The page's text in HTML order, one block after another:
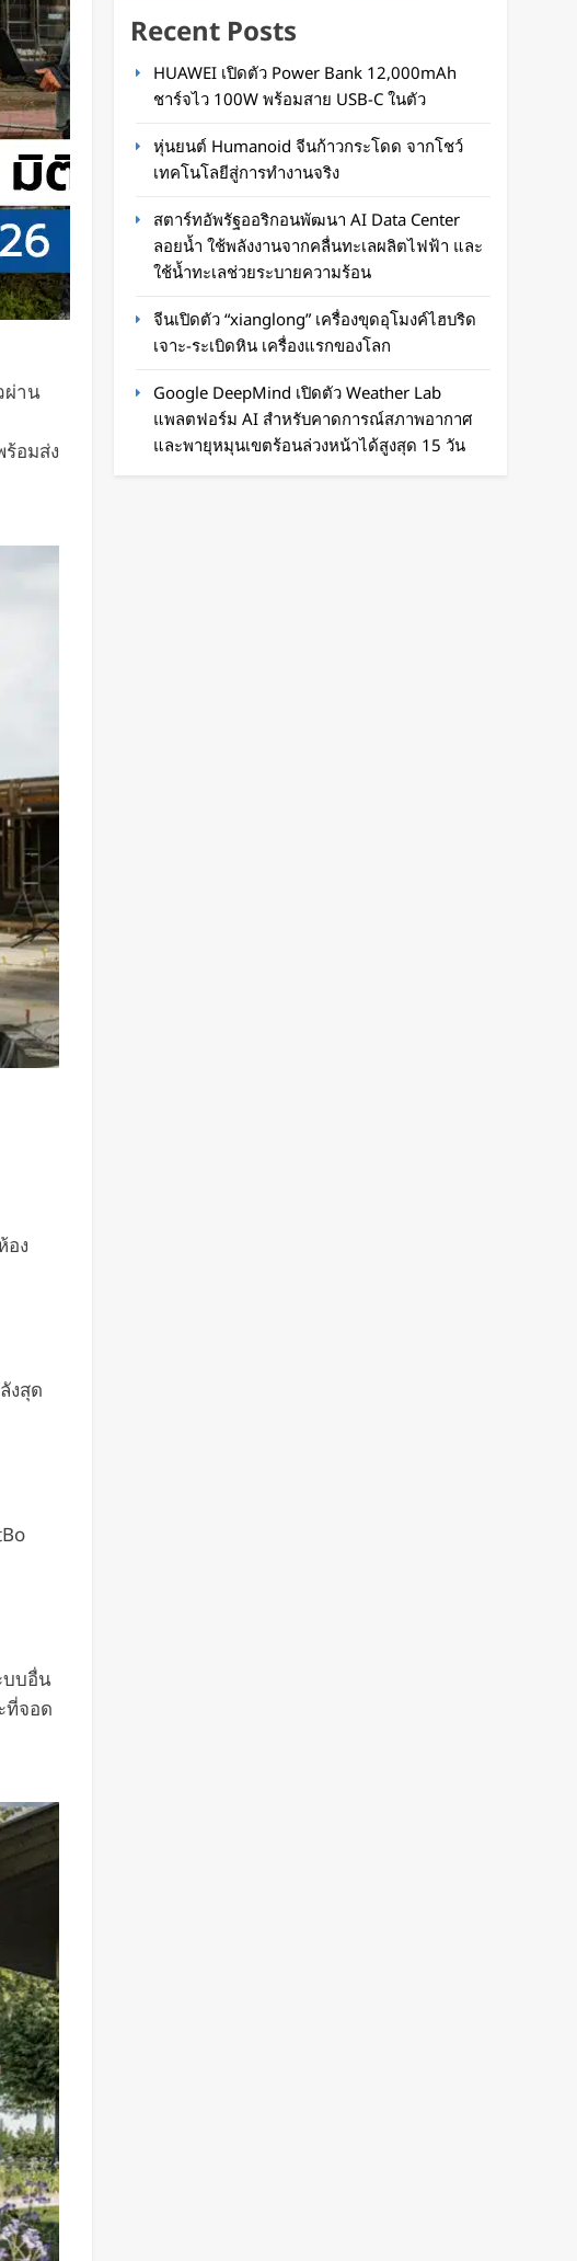
ผ่าน
อมส่ง
อง
งสุด
บบอื่น
ที่จอด
Recent Posts
HUAWEI เปิดตัว Power Bank 12,000mAh
ชาร์จไว 100W พร้อมสาย USB-C ในตัว
หุ่นยนต์ Humanoid จีนก้าวกระโดด จากโชว์
เทคโนโลยีสู่การทำงานจริง
สตาร์ทอัพรัฐออริกอนพัฒนา AI Data Center
ลอยน้ำ ใช้พลังงานจากคลื่นทะเลผลิตไฟฟ้า และ
ใช้น้ำทะเลช่วยระบายความร้อน
จีนเปิดตัว “xianglong” เครื่องขุดอุโมงค์ไฮบริด
เจาะ-ระเบิดหิน เครื่องแรกของโลก
Google DeepMind เปิดตัว Weather Lab
แพลตฟอร์ม AI สำหรับคาดการณ์สภาพอากาศ
และพายุหมุนเขตร้อนล่วงหน้าได้สูงสุด 15 วัน